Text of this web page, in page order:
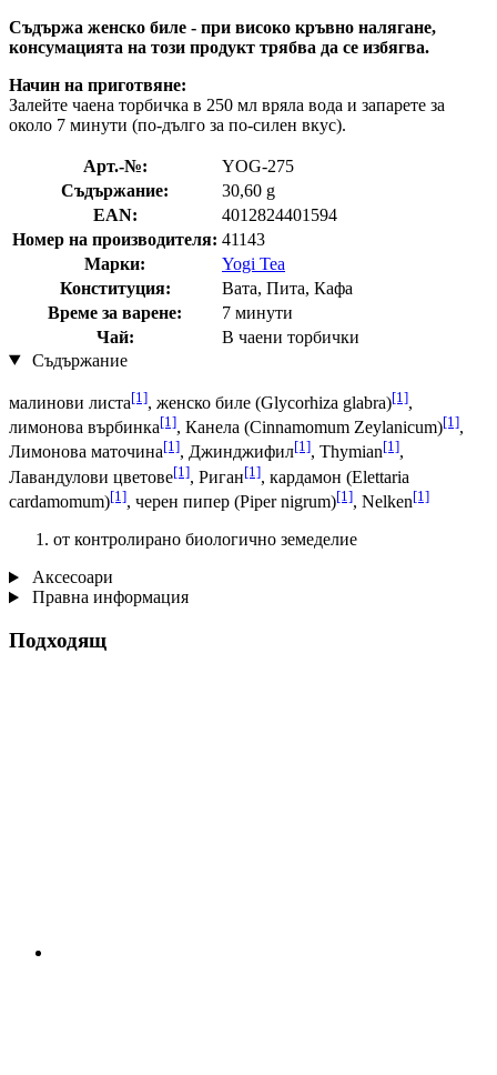
Съдържа женско биле - при високо кръвно налягане,
консумацията на този продукт трябва да се избягва.
Начин на приготвяне:
Залейте чаена торбичка в 250 мл вряла вода и запарете за
около 7 минути (по-дълго за по-силен вкус).
Арт.-№:
YOG-275
Съдържание:
30,60 g
EAN:
4012824401594
Номер на производителя: 41143
Марки:
Yogi Tea
Конституция:
Вата, Пита, Кафа
Време за варене:
7 минути
Чай:
В чаени торбички
Съдържание
малинови листа[1], женско биле (Glycorhiza glabra)[1],
лимонова върбинка[1], Канела (Cinnamomum Zeylanicum)[1],
Лимонова маточина[1], Джинджифил[1], Thymian[1],
Лавандулови цветове[1], Риган[1], кардамон (Elettaria
cardamomum)[1], черен пипер (Piper nigrum)[1], Nelken[1]
от контролирано биологично земеделие
Аксесоари
Правна информация
Подходящ